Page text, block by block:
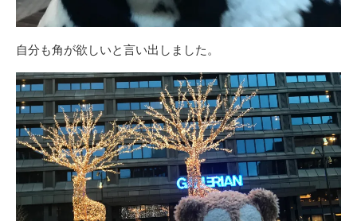
自分も角が欲しいと言い出しました。